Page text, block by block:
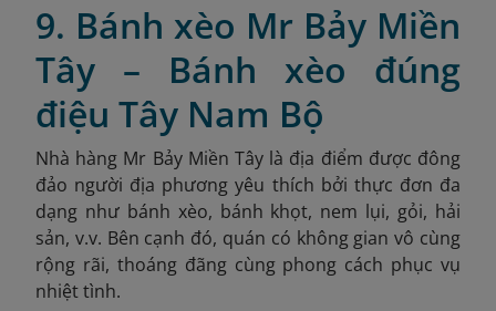
9. Bánh xèo Mr Bảy Miền
Tây – Bánh xèo đúng
điệu Tây Nam Bộ
Nhà hàng Mr Bảy Miền Tây là địa điểm được đông
đảo người địa phương yêu thích bởi thực đơn đa
dạng như bánh xèo, bánh khọt, nem lụi, gỏi, hải
sản, v.v. Bên cạnh đó, quán có không gian vô cùng
rộng rãi, thoáng đãng cùng phong cách phục vụ
nhiệt tình.